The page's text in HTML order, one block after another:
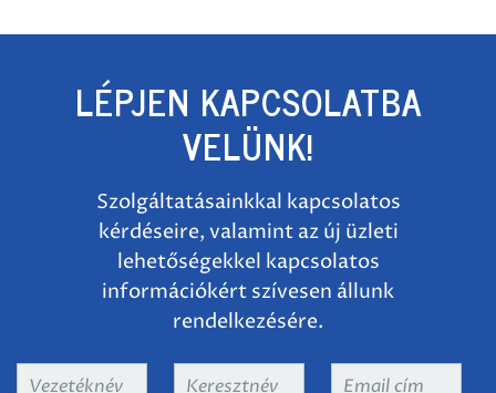
LÉPJEN KAPCSOLATBA
VELÜNK!
Szolgáltatásainkkal kapcsolatos
kérdéseire, valamint az új üzleti
lehetőségekkel kapcsolatos
információkért szívesen állunk
rendelkezésére.
Vezetéknév Keresztnév
Email